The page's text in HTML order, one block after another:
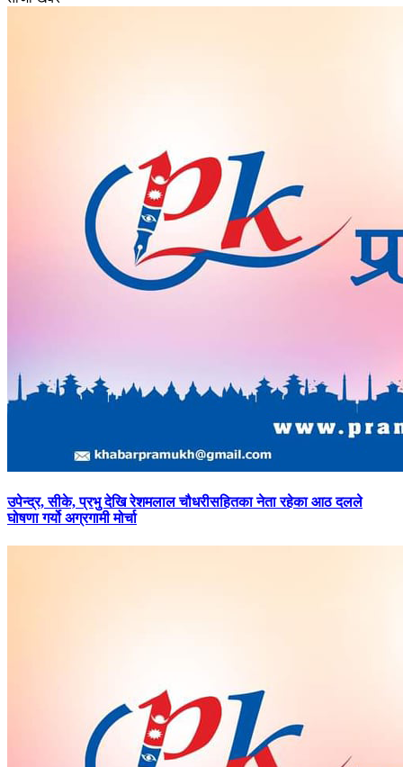
उपेन्द्र,सीके, प्रभु देखि रेशमलाल चौधरीसहितका नेता रहेका आठ दलले
घोषणा गर्यो अग्रगामी मोर्चा